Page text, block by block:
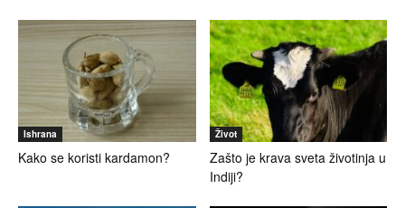
Ishrana
Kako se koristi kardamon?
Život
Zašto je krava sveta životinja u
Indiji?